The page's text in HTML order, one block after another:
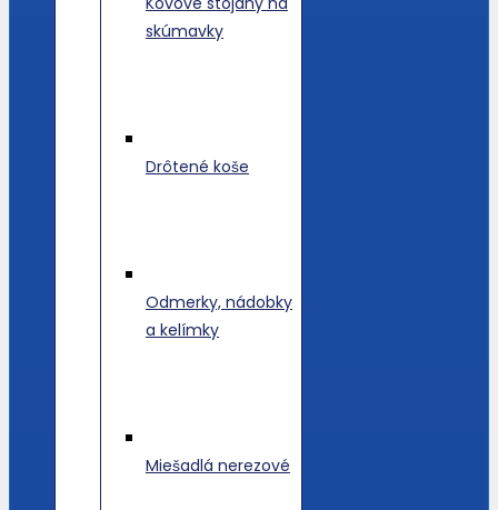
skúmavky
Drôtené koše
Odmerky, nádobky
a kelímky
Miešadlá nerezové